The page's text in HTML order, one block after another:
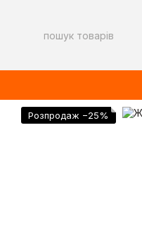
Розпродаж −25%